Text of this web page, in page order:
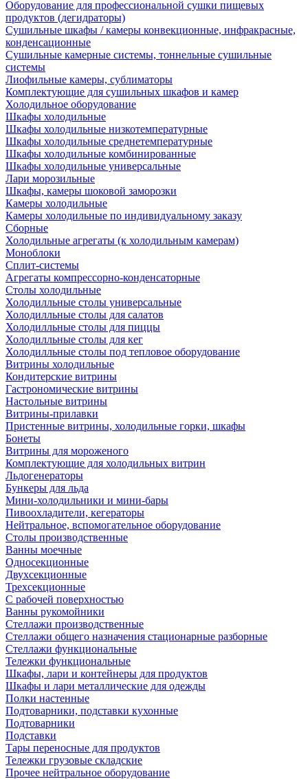
Оборудование для профессиональной сушки пищевых
продуктов (дегидраторы)
Сушильные шкафы / камеры конвекционные, инфракрасные,
конденсационные
Сушильные камерные системы, тоннельные сушильные
системы
Лиофильные камеры, сублиматоры
Комплектующие для сушильных шкафов и камер
Холодильное оборудование
Шкафы холодильные
Шкафы холодильные низкотемпературные
Шкафы холодильные среднетемпературные
Шкафы холодильные комбинированные
Шкафы холодильные универсальные
Лари морозильные
Шкафы, камеры шоковой заморозки
Камеры холодильные
Камеры холодильные по индивидуальному заказу
Сборные
Холодильные агрегаты (к холодильным камерам)
Моноблоки
Сплит-системы
Агрегаты компрессорно-конденсаторные
Столы холодильные
Холодилльные столы универсальные
Холодилльные столы для салатов
Холодилльные столы для пиццы
Холодилльные столы для кег
Холодилльные столы под тепловое оборудование
Витрины холодильные
Кондитерские витрины
Гастрономические витрины
Настольные витрины
Витрины-прилавки
Пристенные витрины, холодильные горки, шкафы
Бонеты
Витрины для мороженого
Комплектующие для холодильных витрин
Льдогенераторы
Бункеры для льда
Мини-холодильники и мини-бары
Пивоохладители, кегераторы
Нейтральное, вспомогательное оборудование
Столы производственные
Ванны моечные
Односекционные
Двухсекционные
Трехсекционные
С рабочей поверхностью
Ванны рукомойники
Стеллажи производственные
Стеллажи общего назначения стационарные разборные
Стеллажи функциональные
Тележки функциональные
Шкафы, лари и контейнеры для продуктов
Шкафы и лари металлические для одежды
Полки настенные
Подтоварники, подставки кухонные
Подтоварники
Подставки
Тары переносные для продуктов
Тележки грузовые складские
Прочее нейтральное оборудование